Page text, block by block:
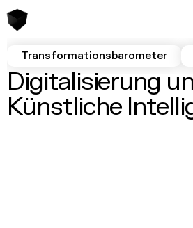
Transformationsbarometer
Digitalisierung
Künstliche